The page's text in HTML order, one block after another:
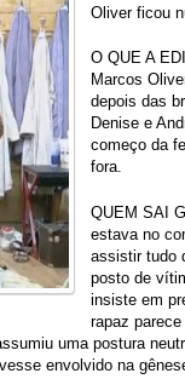
Oliver ficou
O QUE A
Marcos
depois das
Denise e
começo da
fora.
QUEM SAI
estava no
assistir tudo
posto de
insiste em
rapaz
uma postura
envolvido na